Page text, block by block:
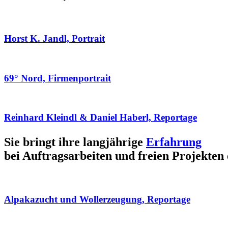
Horst K. Jandl, Portrait
69° Nord, Firmenportrait
Reinhard Kleindl & Daniel Haberl, Reportage
Sie bringt ihre langjährige Erfahrung
bei Auftragsarbeiten und freien Projekten
Alpakazucht und Wollerzeugung, Reportage